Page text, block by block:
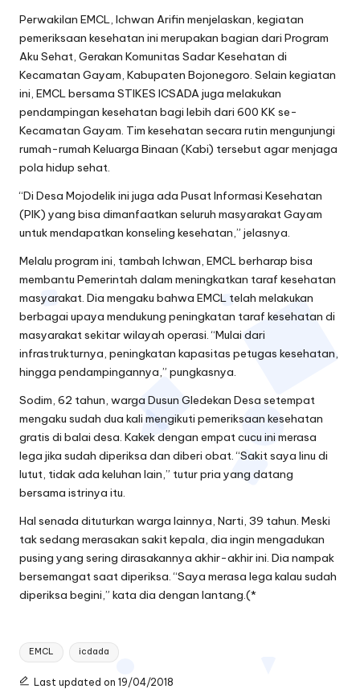
Perwakilan EMCL, Ichwan Arifin menjelaskan, kegiatan
pemeriksaan kesehatan ini merupakan bagian dari Program
Aku Sehat, Gerakan Komunitas Sadar Kesehatan di
Kecamatan Gayam, Kabupaten Bojonegoro. Selain kegiatan
ini, EMCL bersama STIKES ICSADA juga melakukan
pendampingan kesehatan bagi lebih dari 600 KK se-
Kecamatan Gayam. Tim kesehatan secara rutin mengunjungi
rumah-rumah Keluarga Binaan (Kabi) tersebut agar menjaga
pola hidup sehat.
“Di Desa Mojodelik ini juga ada Pusat Informasi Kesehatan
(PIK) yang bisa dimanfaatkan seluruh masyarakat Gayam
untuk mendapatkan konseling kesehatan,” jelasnya.
Melalu program ini, tambah Ichwan, EMCL berharap bisa
membantu Pemerintah dalam meningkatkan taraf kesehatan
masyarakat. Dia mengaku bahwa EMCL telah melakukan
berbagai upaya mendukung peningkatan taraf kesehatan di
masyarakat sekitar wilayah operasi. “Mulai dari
infrastrukturnya, peningkatan kapasitas petugas kesehatan,
hingga pendampingannya,” pungkasnya.
Sodim, 62 tahun, warga Dusun Gledekan Desa setempat
mengaku sudah dua kali mengikuti pemeriksaan kesehatan
gratis di balai desa. Kakek dengan empat cucu ini merasa
lega jika sudah diperiksa dan diberi obat. “Sakit saya linu di
lutut, tidak ada keluhan lain,” tutur pria yang datang
bersama istrinya itu.
Hal senada dituturkan warga lainnya, Narti, 39 tahun. Meski
tak sedang merasakan sakit kepala, dia ingin mengadukan
pusing yang sering dirasakannya akhir-akhir ini. Dia nampak
bersemangat saat diperiksa. “Saya merasa lega kalau sudah
diperiksa begini,” kata dia dengan lantang.(*
Tags:
EMCL icdada
Last updated on 19/04/2018